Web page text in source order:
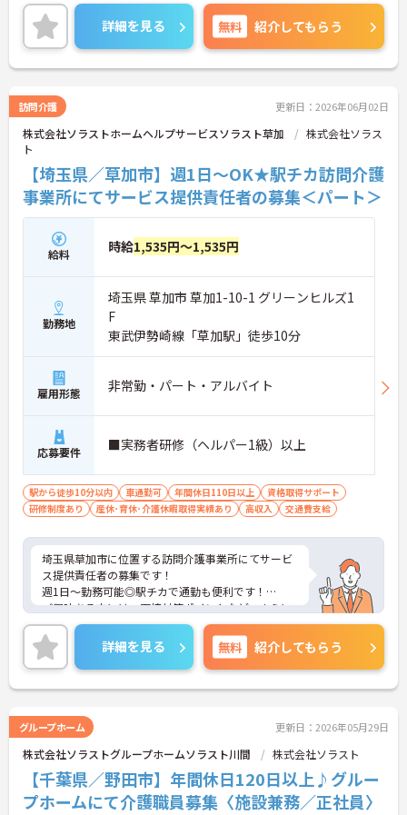
日勤のみの勤務で、プライベートの時間も大切にで
きる4週8休制です。
ご興味ある方には、面接対策ポイントなど、さらに
詳細をお話しいたしますのでお気軽にご相談くださ
い。
詳細を見る 無料 紹介してもらう
訪問介護 更新日：2026年06月02日
株式会社ソラストホームヘルプサービスソラスト草加
株式会社ソラス
ト
【埼玉県／草加市】週1日～OK★駅チカ訪問介護
事業所にてサービス提供責任者の募集＜パート＞
給料 時給1,535円～1,535円
勤務地
埼玉県 草加市 草加1-10-1 グリーンヒルズ1
F
東武伊勢崎線「草加駅」徒歩10分
雇用形態 非常勤・パート・アルバイト
応募要件 ■実務者研修（ヘルパー1級）以上
駅から徒歩10分以内 車通勤可 年間休日110日以上
資格取得サポート
研修制度あり
産休･育休･介護休暇取得実績あり 高収入 交通費支給
埼玉県草加市に位置する訪問介護事業所にてサービ
ス提供責任者の募集です！
週1日～勤務可能◎駅チカで通勤も便利です！
ご興味ある方には、面接対策ポイントなど、さらに
詳細をお話しいたしますのでお気軽にご相談くださ
い！
詳細を見る 無料 紹介してもらう
グループホーム 更新日：2026年05月29日
株式会社ソラストグループホームソラスト川間 株式会社ソラスト
【千葉県／野田市】年間休日120日以上♪グルー
プホームにて介護職員募集〈施設兼務／正社員〉